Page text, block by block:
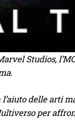
Studios,
delle arti
per